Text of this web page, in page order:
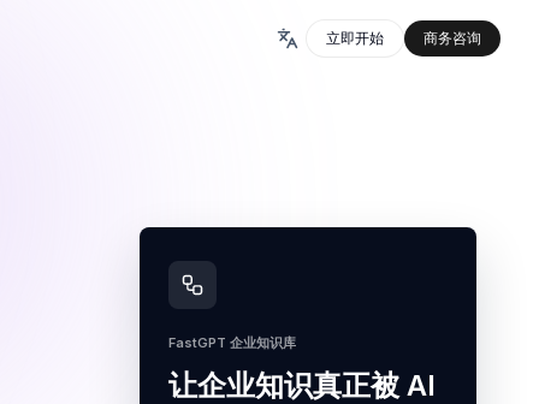
立即开始 商务咨询
FastGPT 企业知识库
让企业知识真正被 AI